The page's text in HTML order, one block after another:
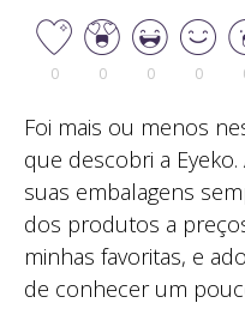
0 0 0 0
Foi mais ou menos
que descobri a
suas embalagens
dos produtos a
minhas favoritas, e
de conhecer um